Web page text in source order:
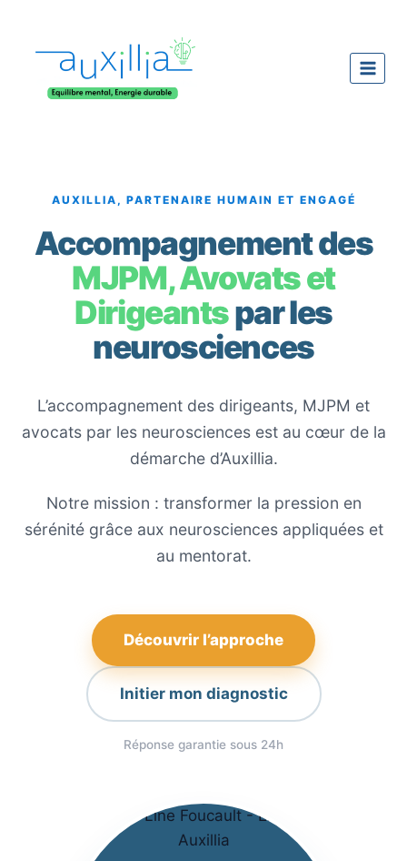
AUXILLIA, PARTENAIRE HUMAIN ET ENGAGÉ
Accompagnement des
MJPM, Avovats et
Dirigeantspar les
neurosciences
L’accompagnement des dirigeants, MJPM et
avocats par les neurosciences est au cœur de la
démarche d’Auxillia.
Notre mission : transformer la pression en
sérénité grâce aux neurosciences appliquées et
au mentorat.
Découvrir l’approche
Initier mon diagnostic
Réponse garantie sous 24h